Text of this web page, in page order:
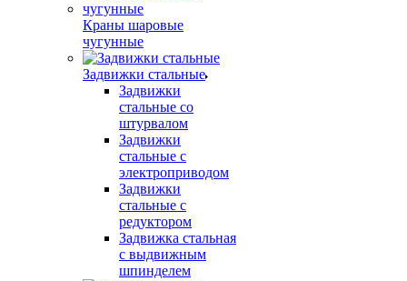
Краны шаровые
чугунные
Задвижки стальные
Задвижки
стальные со
штурвалом
Задвижки
стальные с
электроприводом
Задвижки
стальные c
редуктором
Задвижка стальная
с выдвижным
шпинделем